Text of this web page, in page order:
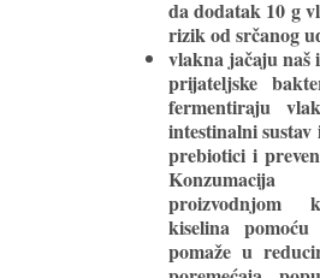
da dodatak 10 g
rizik od srčanog
vlakna jačaju naš
prijateljske
fermentiraju
intestinalni
prebiotici i
proizvodnjom
kiselina
pomaže u